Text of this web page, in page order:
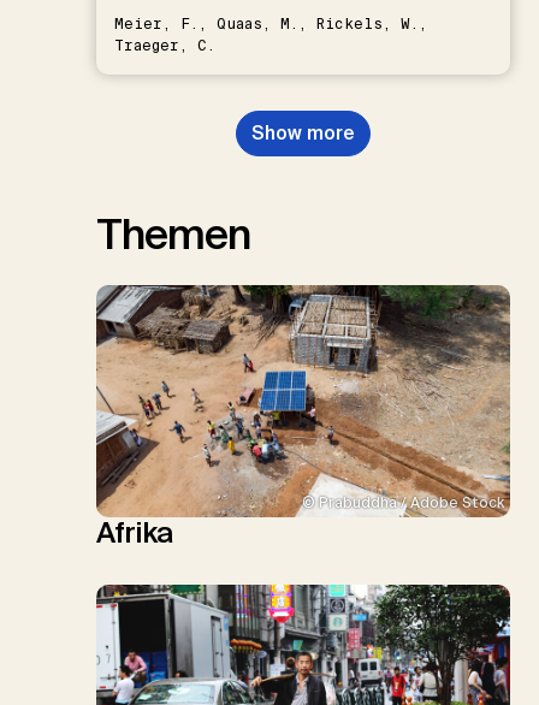
Meier, F., Quaas, M., Rickels, W.,
Traeger, C.
Show more
Themen
© Prabuddha / Adobe Stock
Afrika